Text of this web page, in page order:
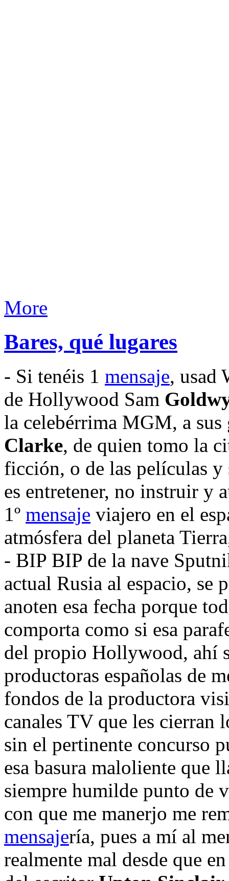
More
Bares, qué lugares
- Si tenéis 1 mensaje, usad
de Hollywood Sam
la celebérrima MGM, a
Clarke, de quien tomo la
ficción, o de las películas y
es entretener, no instruir y
1º mensaje viajero en el
atmósfera del planeta
- BIP BIP de la nave
actual Rusia al espacio, se
anoten esa fecha porque
comporta como si esa
del propio Hollywood, ahí
productoras españolas de
fondos de la productora
canales TV que les cierran
sin el pertinente concurso
esa basura maloliente que
siempre humilde punto de
con que me manerjo me
mensajería, pues a mí al
realmente mal desde que